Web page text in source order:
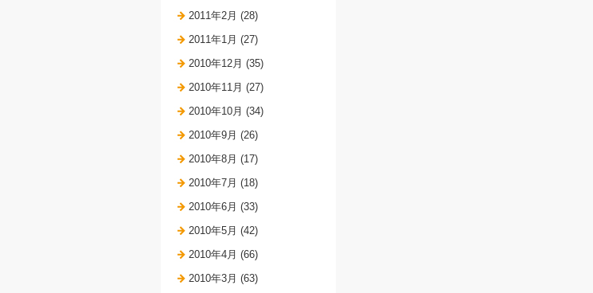
2011年2月 (28)
2011年1月 (27)
2010年12月 (35)
2010年11月 (27)
2010年10月 (34)
2010年9月 (26)
2010年8月 (17)
2010年7月 (18)
2010年6月 (33)
2010年5月 (42)
2010年4月 (66)
2010年3月 (63)